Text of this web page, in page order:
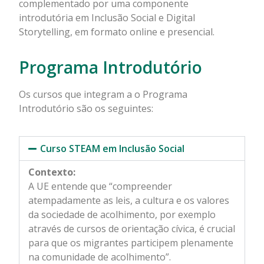
complementado por uma componente
introdutória em Inclusão Social e Digital
Storytelling, em formato online e presencial.
Programa Introdutório
Os cursos que integram a o Programa
Introdutório são os seguintes:
Curso STEAM em Inclusão Social
Contexto:
A UE entende que “compreender
atempadamente as leis, a cultura e os valores
da sociedade de acolhimento, por exemplo
através de cursos de orientação cívica, é crucial
para que os migrantes participem plenamente
na comunidade de acolhimento”.